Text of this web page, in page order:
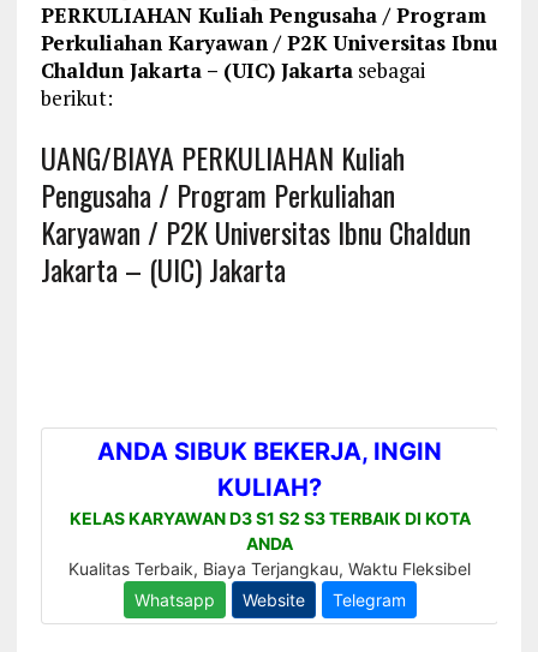
PERKULIAHAN Kuliah Pengusaha / Program
Perkuliahan Karyawan / P2K Universitas Ibnu
Chaldun Jakarta – (UIC) Jakartasebagai
berikut:
UANG/BIAYA PERKULIAHAN Kuliah
Pengusaha / Program Perkuliahan
Karyawan / P2K Universitas Ibnu Chaldun
Jakarta – (UIC) Jakarta